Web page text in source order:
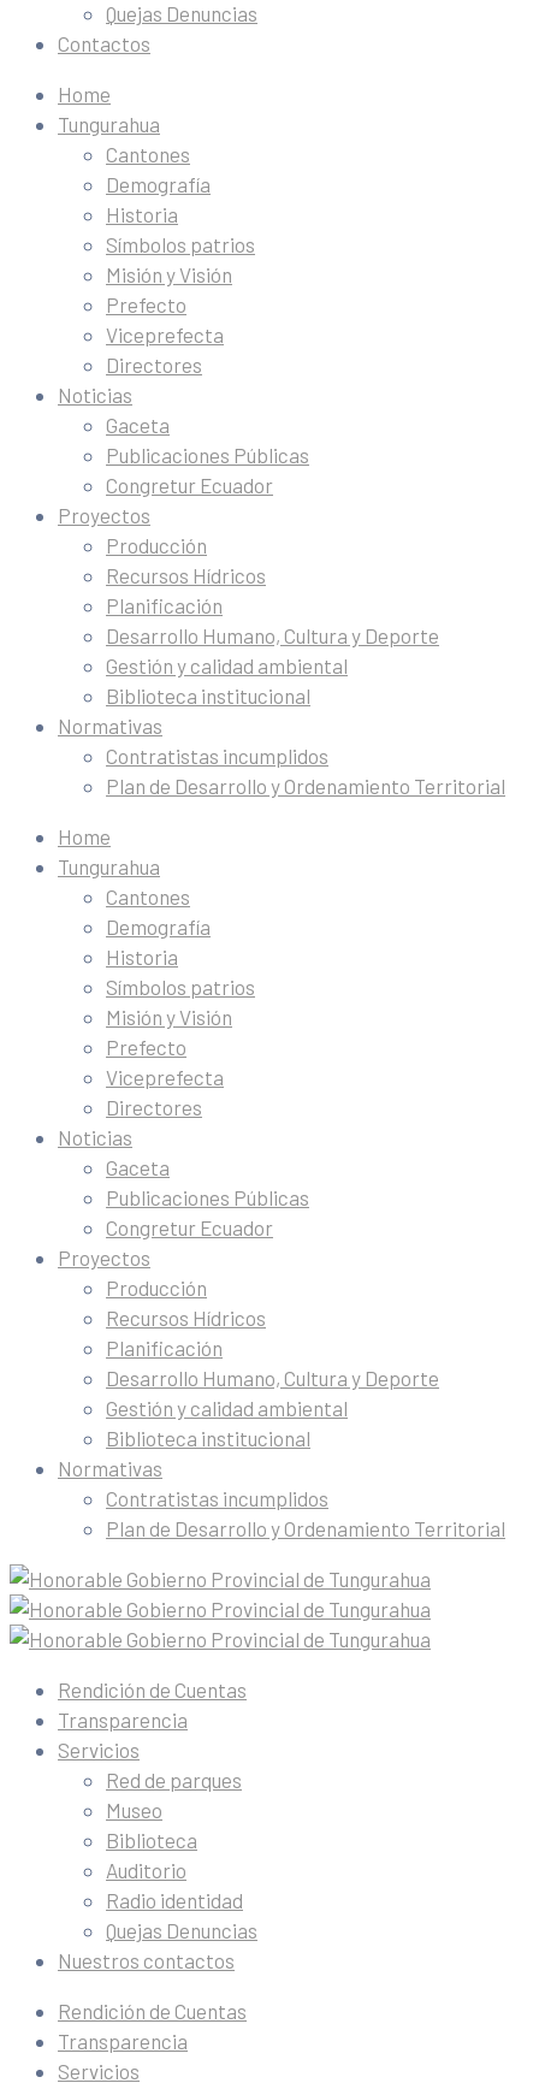
Quejas Denuncias
Contactos
Home
Tungurahua
Cantones
Demografía
Historia
Símbolos patrios
Misión y Visión
Prefecto
Viceprefecta
Directores
Noticias
Gaceta
Publicaciones Públicas
Congretur Ecuador
Proyectos
Producción
Recursos Hídricos
Planificación
Desarrollo Humano, Cultura y Deporte
Gestión y calidad ambiental
Biblioteca institucional
Normativas
Contratistas incumplidos
Plan de Desarrollo y Ordenamiento Territorial
Home
Tungurahua
Cantones
Demografía
Historia
Símbolos patrios
Misión y Visión
Prefecto
Viceprefecta
Directores
Noticias
Gaceta
Publicaciones Públicas
Congretur Ecuador
Proyectos
Producción
Recursos Hídricos
Planificación
Desarrollo Humano, Cultura y Deporte
Gestión y calidad ambiental
Biblioteca institucional
Normativas
Contratistas incumplidos
Plan de Desarrollo y Ordenamiento Territorial
Rendición de Cuentas
Transparencia
Servicios
Red de parques
Museo
Biblioteca
Auditorio
Radio identidad
Quejas Denuncias
Nuestros contactos
Rendición de Cuentas
Transparencia
Servicios